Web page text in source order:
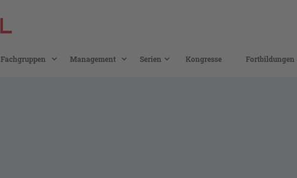
Fachgruppen Management Serien Kongresse Fortbildungen